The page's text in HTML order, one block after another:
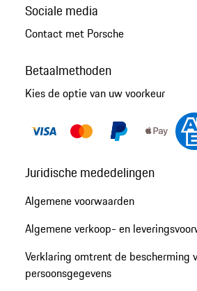
Sociale media
Contact met Porsche
Betaalmethoden
Kies de optie van uw voorkeur
Juridische mededelingen
Algemene voorwaarden
Algemene verkoop- en
Verklaring omtrent de bescherming
persoonsgegevens